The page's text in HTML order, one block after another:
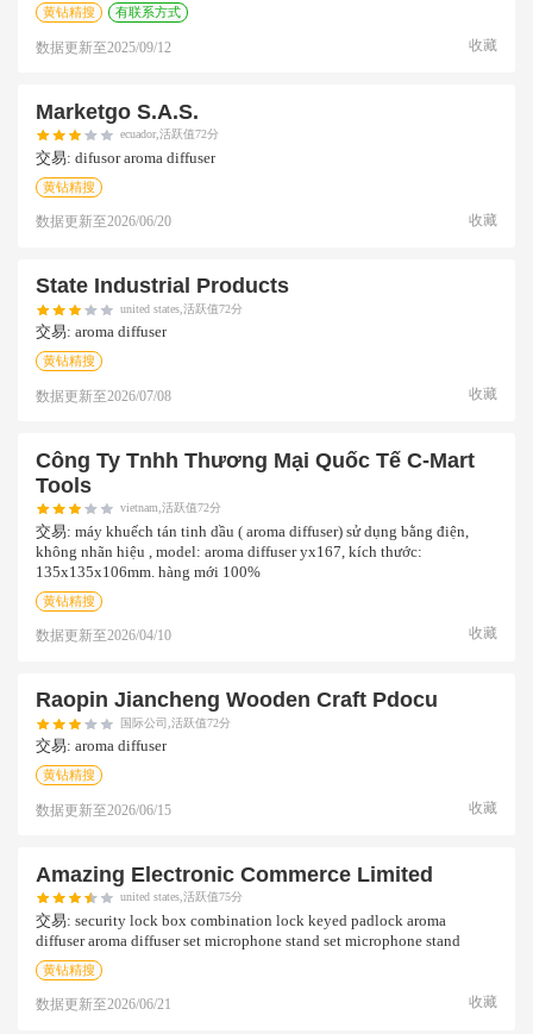
黄钻精搜 有联系方式
数据更新至2025/09/12 收藏
Marketgo S.a.s.
ecuador,活跃值72分
交易: difusor aroma diffuser
黄钻精搜
数据更新至2026/06/20 收藏
State Industrial Products
united states,活跃值72分
交易: aroma diffuser
黄钻精搜
数据更新至2026/07/08 收藏
Công Ty Tnhh Thương Mại Quốc Tế C-Mart
Tools
vietnam,活跃值72分
交易: máy khuếch tán tinh dầu ( aroma diffuser) sử dụng bằng điện,
không nhãn hiệu , model: aroma diffuser yx167, kích thước:
135x135x106mm. hàng mới 100%
黄钻精搜
数据更新至2026/04/10 收藏
Raopin Jiancheng Wooden Craft Pdocu
国际公司,活跃值72分
交易: aroma diffuser
黄钻精搜
数据更新至2026/06/15 收藏
Amazing Electronic Commerce Limited
united states,活跃值75分
交易: security lock box combination lock keyed padlock aroma
diffuser aroma diffuser set microphone stand set microphone stand
黄钻精搜
数据更新至2026/06/21 收藏